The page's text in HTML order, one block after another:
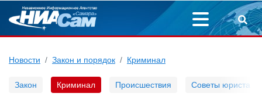
Новости Закон и порядок Криминал
Закон Криминал Происшествия Советы юриста